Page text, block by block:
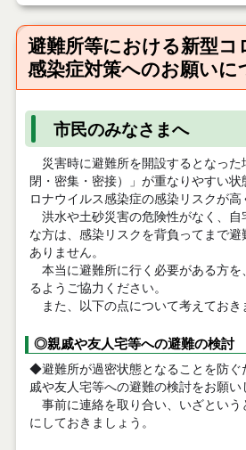
避難所等における新型コ
感染症対策へのお願いに
市民のみなさまへ
災害時に避難所を開設するとなっ
閉・密集・密接）」が重なりやすい状
ロナウイルス感染症の感染リスクが高
洪水や土砂災害の危険性がなく、自
な方は、感染リスクを背負ってまで
ありません。
本当に避難所に行く必要がある方を
るようご協力ください。
また、以下の点について考えておき
◎親戚や友人宅等への避難の検討
◆避難所が過密状態となることを防ぐ
戚や友人宅等への避難の検討をお願い
事前に連絡を取り合い、いざという
にしておきましょう。